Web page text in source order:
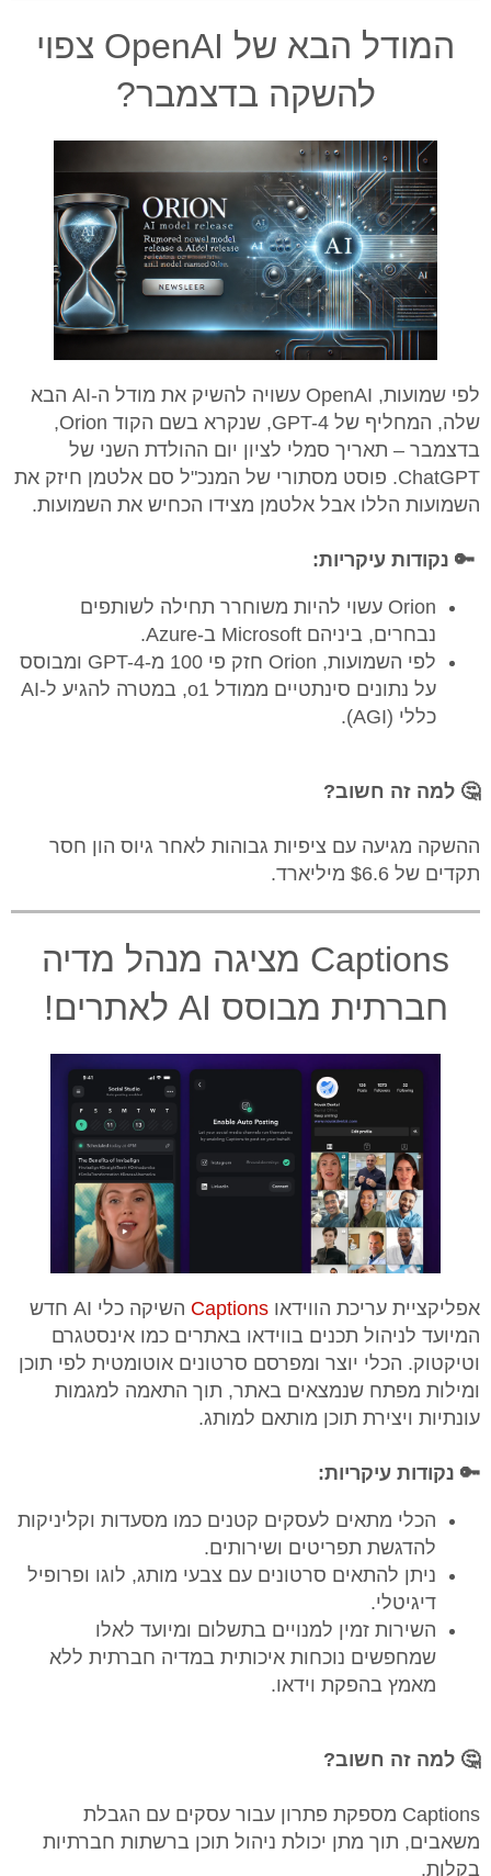
המודל הבא של OpenAI צפוי
להשקה בדצמבר?
לפי שמועות, OpenAI עשויה להשיק את מודל ה-AI הבא
שלה, המחליף של GPT-4, שנקרא בשם הקוד Orion,
בדצמבר – תאריך סמלי לציון יום ההולדת השני של
ChatGPT. פוסט מסתורי של המנכ"ל סם אלטמן חיזק את
השמועות הללו אבל אלטמן מצידו הכחיש את השמועות.
🔑 נקודות עיקריות:
Orion עשוי להיות משוחרר תחילה לשותפים
נבחרים, ביניהם Microsoft ב-Azure.
לפי השמועות, Orion חזק פי 100 מ-GPT-4 ומבוסס
על נתונים סינתטיים ממודל o1, במטרה להגיע ל-AI
כללי (AGI).
🤔 למה זה חשוב?
ההשקה מגיעה עם ציפיות גבוהות לאחר גיוס הון חסר
תקדים של $6.6 מיליארד.
Captions מציגה מנהל מדיה
חברתית מבוסס AI לאתרים!
אפליקציית עריכת הווידאו Captions
השיקה כלי AI חדש
המיועד לניהול תכנים בווידאו באתרים כמו אינסטגרם
וטיקטוק. הכלי יוצר ומפרסם סרטונים אוטומטית לפי תוכן
ומילות מפתח שנמצאים באתר, תוך התאמה למגמות
עונתיות ויצירת תוכן מותאם למותג.
🔑 נקודות עיקריות:
הכלי מתאים לעסקים קטנים כמו מסעדות וקליניקות
להדגשת תפריטים ושירותים.
ניתן להתאים סרטונים עם צבעי מותג, לוגו ופרופיל
דיגיטלי.
השירות זמין למנויים בתשלום ומיועד לאלו
שמחפשים נוכחות איכותית במדיה חברתית ללא
מאמץ בהפקת וידאו.
🤔 למה זה חשוב?
Captions מספקת פתרון עבור עסקים עם הגבלת
משאבים, תוך מתן יכולת ניהול תוכן ברשתות חברתיות
בקלות.